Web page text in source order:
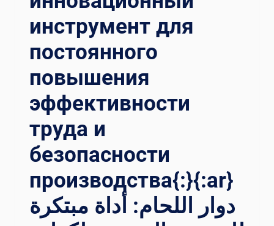
инструмент для
постоянного
повышения
эффективности
труда и
безопасности
производства{:}{:ar}
دوار اللحام: أداة مبتكرة